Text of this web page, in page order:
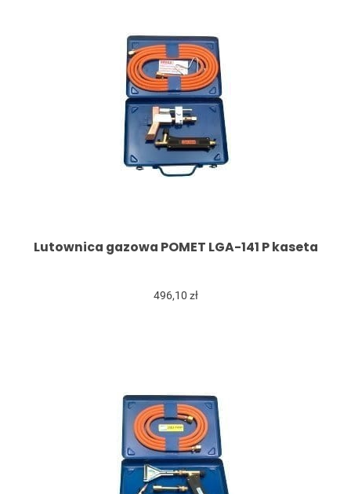
Lutownica gazowa POMET LGA-141 P kaseta
496,10 zł